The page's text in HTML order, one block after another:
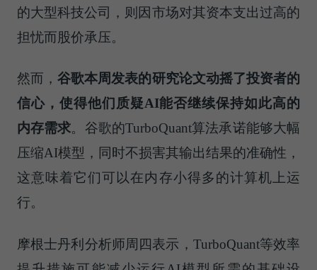
的大型科技公司，则因市场对其资本支出过高的
担忧而股价承压。
然而，谷歌本周发表的研究论文动摇了投资者的
信心，使得他们质疑AI能否继续保持如此高的
内存需求。谷歌的TurboQuant算法承诺能够大幅
压缩AI模型，同时不损害其输出结果的准确性，
这意味着它们可以在内存小得多的计算机上运
行。
摩根士丹利分析师周四表示，TurboQuant等效率